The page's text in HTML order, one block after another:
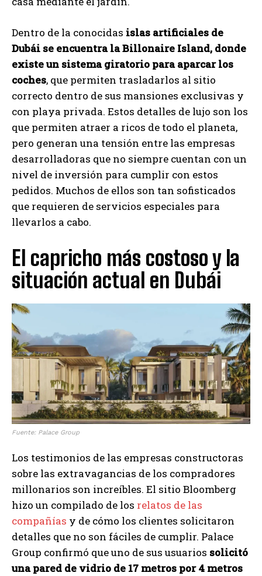
Dentro de la conocidas islas artificiales de
Dubái se encuentra la Billonaire Island, donde
existe un sistema giratorio para aparcar los
coches, que permiten trasladarlos al sitio
correcto dentro de sus mansiones exclusivas y
con playa privada. Estos detalles de lujo son los
que permiten atraer a ricos de todo el planeta,
pero generan una tensión entre las empresas
desarrolladoras que no siempre cuentan con un
nivel de inversión para cumplir con estos
pedidos. Muchos de ellos son tan sofisticados
que requieren de servicios especiales para
llevarlos a cabo.
El capricho más costoso y la
situación actual en Dubái
Fuente: Palace Group
Los testimonios de las empresas constructoras
sobre las extravagancias de los compradores
millonarios son increíbles. El sitio Bloomberg
hizo un compilado de los relatos de las
compañías y de cómo los clientes solicitaron
detalles que no son fáciles de cumplir. Palace
Group confirmó que uno de sus usuarios solicitó
una pared de vidrio de 17 metros por 4 metros